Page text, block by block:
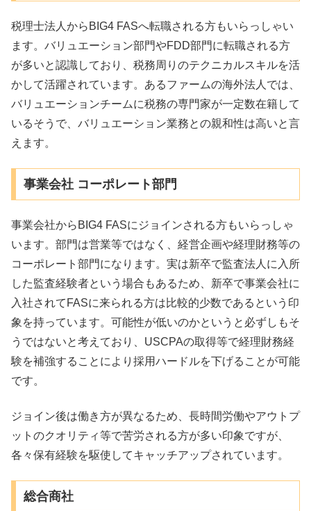
税理士法人からBIG4 FASへ転職される方もいらっしゃい
ます。バリュエーション部門やFDD部門に転職される方
が多いと認識しており、税務周りのテクニカルスキルを活
かして活躍されています。あるファームの海外法人では、
バリュエーションチームに税務の専門家が一定数在籍して
いるそうで、バリュエーション業務との親和性は高いと言
えます。
事業会社 コーポレート部門
事業会社からBIG4 FASにジョインされる方もいらっしゃ
います。部門は営業等ではなく、経営企画や経理財務等の
コーポレート部門になります。実は新卒で監査法人に入所
した監査経験者という場合もあるため、新卒で事業会社に
入社されてFASに来られる方は比較的少数であるという印
象を持っています。可能性が低いのかというと必ずしもそ
うではないと考えており、USCPAの取得等で経理財務経
験を補強することにより採用ハードルを下げることが可能
です。
ジョイン後は働き方が異なるため、長時間労働やアウトプ
ットのクオリティ等で苦労される方が多い印象ですが、
各々保有経験を駆使してキャッチアップされています。
総合商社